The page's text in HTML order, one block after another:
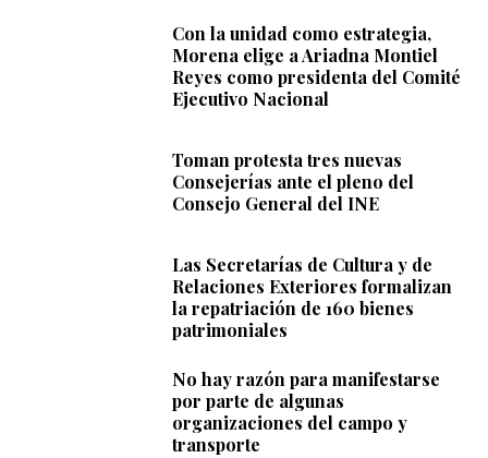
Con la unidad como estrategia,
Morena elige a Ariadna Montiel
Reyes como presidenta del Comité
Ejecutivo Nacional
Toman protesta tres nuevas
Consejerías ante el pleno del
Consejo General del INE
Las Secretarías de Cultura y de
Relaciones Exteriores formalizan
la repatriación de 160 bienes
patrimoniales
No hay razón para manifestarse
por parte de algunas
organizaciones del campo y
transporte